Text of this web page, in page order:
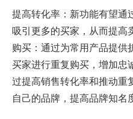
提高转化率：新功能有望通
吸引更多的买家，从而提高
购买：通过为常用产品提供
买家进行重复购买，增加忠
过提高销售转化率和推动重
自己的品牌，提高品牌知名